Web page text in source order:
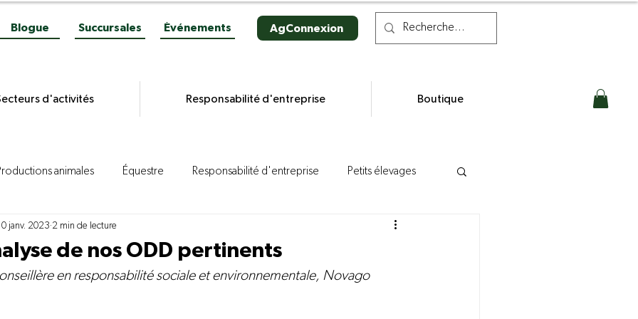
Blogue Succursales Événements AgConnexion
d'activités Responsabilité d'entreprise Boutique
animales Équestre Responsabilité d'entreprise Petits élevages
grains Productions végétales
Reportages Quincailleries
de nos ODD pertinents
janv. 2023 2 min de lecture
en responsabilité sociale et environnementale, Novago